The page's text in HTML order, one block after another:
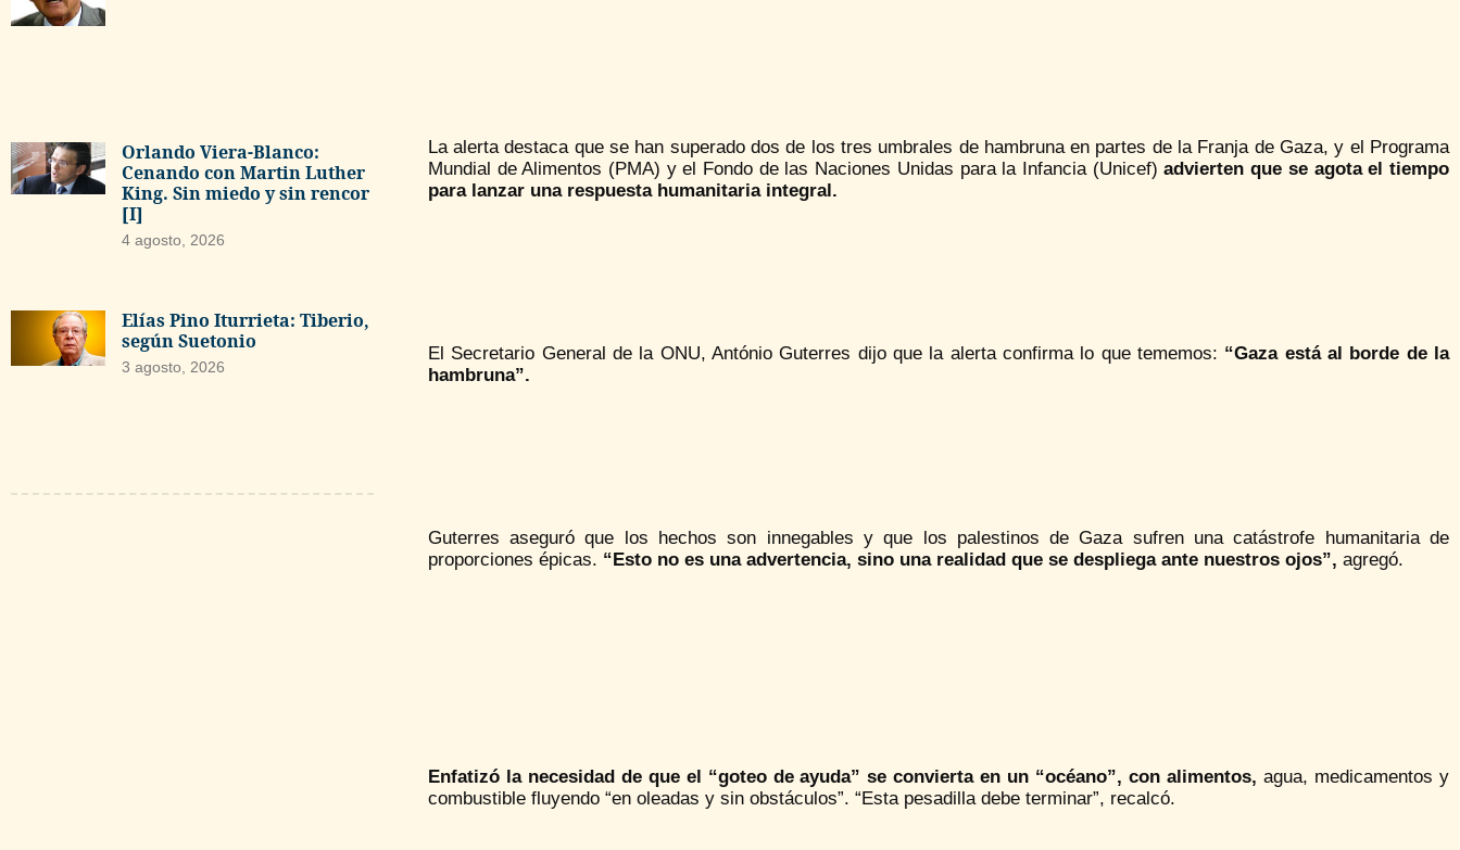
Orlando Viera-Blanco:
Cenando con Martin Luther
King. Sin miedo y sin rencor
[I]
4 agosto, 2026
Elías Pino Iturrieta: Tiberio,
según Suetonio
3 agosto, 2026
La alerta destaca que se han superado dos de los tres umbrales de hambruna en partes de la Franja de Gaza, y el Programa
Mundial de Alimentos (PMA) y el Fondo de las Naciones Unidas para la Infancia (Unicef)advierten que se agota el tiempo
para lanzar una respuesta humanitaria integral.
El Secretario General de la ONU, António Guterres dijo que la alerta confirma lo que tememos: “Gaza está al borde de la
hambruna”.
Guterres aseguró que los hechos son innegables y que los palestinos de Gaza sufren una catástrofe humanitaria de
proporciones épicas. “Esto no es una advertencia, sino una realidad que se despliega ante nuestros ojos”, agregó.
Enfatizó la necesidad de que el “goteo de ayuda” se convierta en un “océano”, con alimentos, agua, medicamentos y
combustible fluyendo “en oleadas y sin obstáculos”. “Esta pesadilla debe terminar”, recalcó.